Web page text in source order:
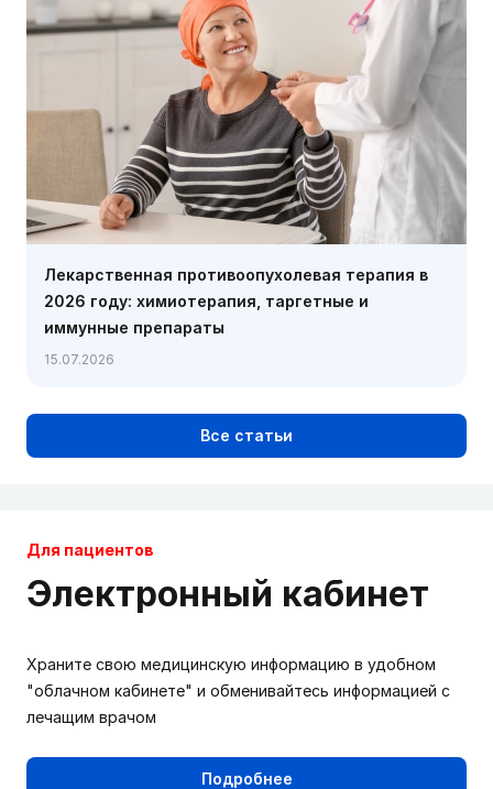
Лекарственная противоопухолевая терапия в
2026 году: химиотерапия, таргетные и
иммунные препараты
15.07.2026
Все статьи
Для пациентов
Электронный кабинет
Храните свою медицинскую информацию в удобном
"облачном кабинете" и обменивайтесь информацией с
лечащим врачом
Подробнее